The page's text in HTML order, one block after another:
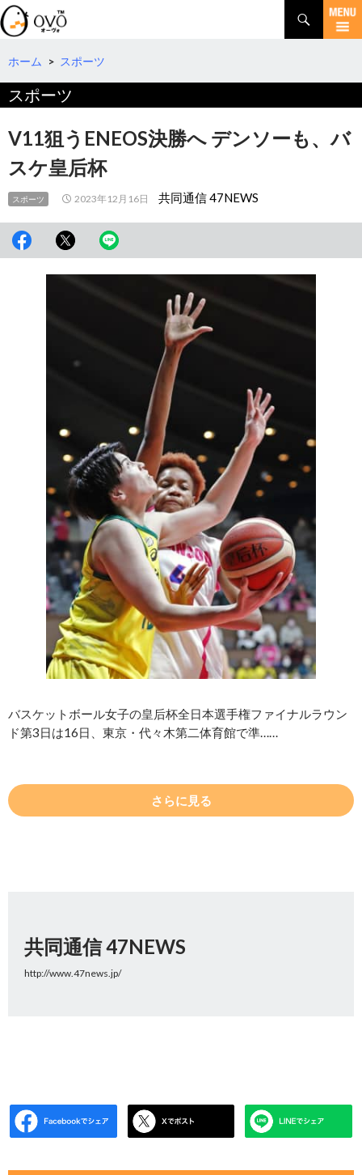
検
索
コ
テ
へ
移
ホーム > スポーツ
スポーツ
V11狙うENEOS決勝へ デンソーも、バ
スケ皇后杯
スポーツ 2023年12月16日 共同通信 47NEWS
バスケットボール女子の皇后杯全日本選手権ファイナルラウン
ド第3日は16日、東京・代々木第二体育館で準……
さらに見る
共同通信 47NEWS
http://www.47news.jp/